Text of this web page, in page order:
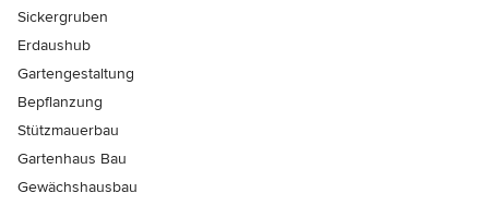
Sickergruben
Erdaushub
Gartengestaltung
Bepflanzung
Stützmauerbau
Gartenhaus Bau
Gewächshausbau